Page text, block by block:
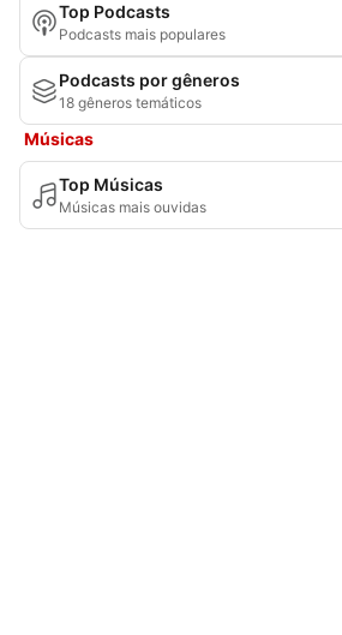
Top Podcasts
Podcasts mais populares
Podcasts por gêneros
18 gêneros temáticos
Músicas
Top Músicas
Músicas mais ouvidas